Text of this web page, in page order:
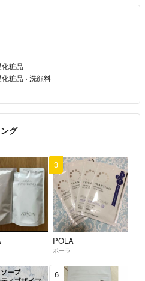
化粧品
化粧品 › 洗顔料
グ
3
POLA
ポーラ
6